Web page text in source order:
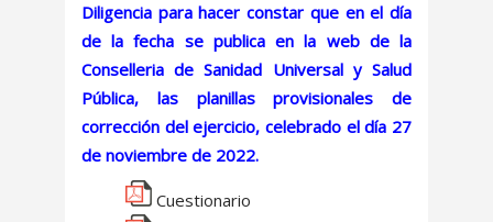
Diligencia para hacer constar que en el día
de la fecha se publica en la web de la
Conselleria de Sanidad Universal y Salud
Pública, las planillas provisionales de
corrección del ejercicio, celebrado el día 27
de noviembre de 2022.
Cuestionario